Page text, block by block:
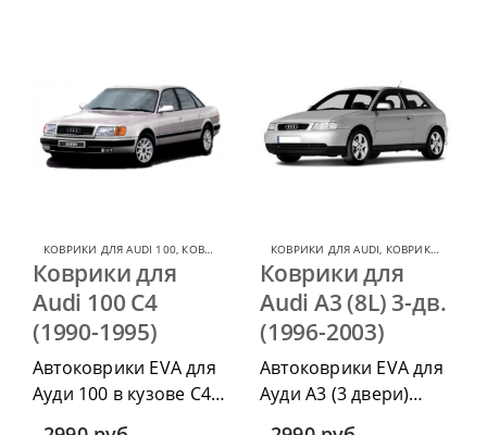
КОВРИКИ ДЛЯ AUDI 100 КОВРИКИ ДЛЯ AUDI
Коврики для
Audi 100 C4
(1990-1995)
Автоковрики EVA для
Ауди 100 в кузове С4
КОВРИКИ ДЛЯ AUDI КОВРИКИ ДЛЯ AUDI A3
Коврики для
Audi A3 (8L) 3-дв.
(1996-2003)
Автоковрики EVA для
Ауди А3 (3 двери)